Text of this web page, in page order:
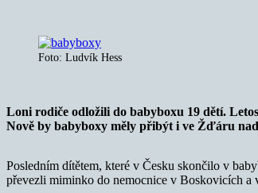
Foto: Ludvík Hess
Loni rodiče odložili do babyboxu 19 dětí.
Nově by babyboxy měly přibýt i ve Žďáru
Posledním dítětem, které v Česku skončilo v
převezli miminko do nemocnice v Boskovicích a